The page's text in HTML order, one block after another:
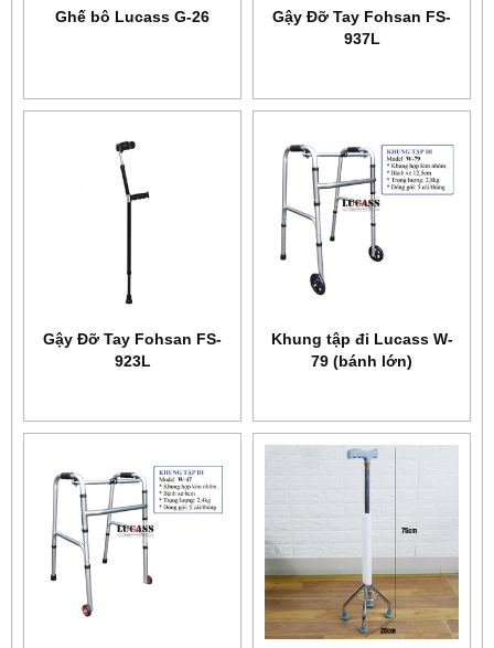
Ghế bô Lucass G-26
Gậy Đỡ Tay Fohsan FS-
937L
Gậy Đỡ Tay Fohsan FS-
923L
Khung tập đi Lucass W-
79 (bánh lớn)